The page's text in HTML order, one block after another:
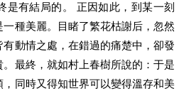
是有結局的。 正因如此，到某一刻
種美麗。目睹了繁花枯謝后，忽然
動情之處，在錯過的痛楚中，卻發
最終，就如村上春樹所說的：于是
同時又得知世界可以變得溫存和美